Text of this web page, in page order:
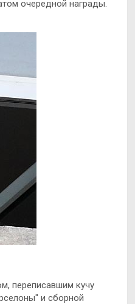
очередной награды.
переписавшим кучу
и сборной